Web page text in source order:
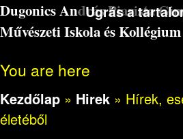
Ugrás a
Dugonics András Piarista
Művészeti Iskola és Kollégium
You are here
Kezdőlap » Hirek » Hírek,
életéből